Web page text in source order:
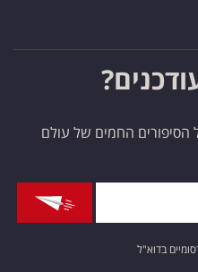
הסיפורים החמים של עולם
בדוא"ל